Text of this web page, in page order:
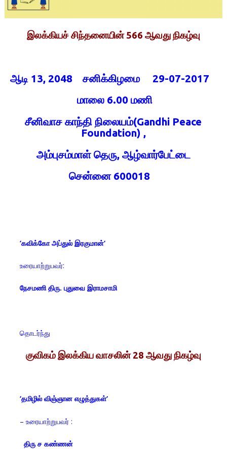
இலக்கியச் சிந்தனையின் 566 ஆவது நிகழ்வு
ஆடி 13, 2048 சனிக்கிழமை 29-07-2017
மாலை 6.00 மணி
சீனிவாச காந்தி நிலையம்(Gandhi Peace
Foundation) ,
அம்புசம்மாள் தெரு, ஆழ்வார்பேட்டை
சென்னை 600018
‘கவிக்கோ அப்துல் இரகுமான்‘
உரையாற்றுபவர்:
நேசமணி திரு. புதுவை இராமசாமி
தொடர்ந்து
குவிகம் இலக்கிய வாசலின்28 ஆவது நிகழ்வு
‘தமிழில் விஞ்ஞான எழுத்துகள்‘
– உரையாற்றுபவர் :
திரு ச கண்ணன்